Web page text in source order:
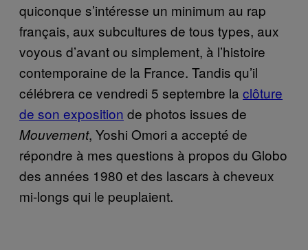
quiconque s’intéresse un minimum au rap
français, aux subcultures de tous types, aux
voyous d’avant ou simplement, à l’histoire
contemporaine de la France. Tandis qu’il
célébrera ce vendredi 5 septembre la clôture
de son exposition de photos issues de
Mouvement, Yoshi Omori a accepté de
répondre à mes questions à propos du Globo
des années 1980 et des lascars à cheveux
mi-longs qui le peuplaient.